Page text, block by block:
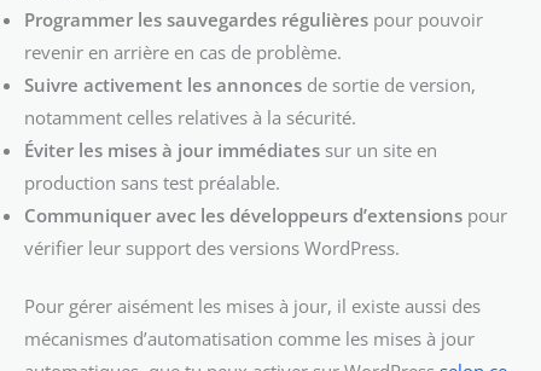
Programmer les sauvegardes régulières pour pouvoir
revenir en arrière en cas de problème.
Suivre activement les annonces de sortie de version,
notamment celles relatives à la sécurité.
Éviter les mises à jour immédiates sur un site en
production sans test préalable.
Communiquer avec les développeurs d’extensions pour
vérifier leur support des versions WordPress.
Pour gérer aisément les mises à jour, il existe aussi des
mécanismes d’automatisation comme les mises à jour